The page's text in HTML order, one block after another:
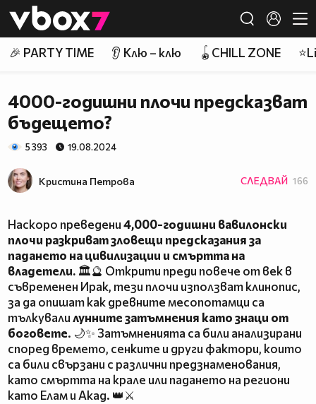
👾
🎉 PARTY TIME 👂 Клю – клю 🪀CHILL ZONE
4000-годишни плочи предсказват
бъдещето?
5 393 19.08.2024
Кристина Петрова СЛЕДВАЙ 166
Наскоро преведени4,000-годишни вавилонски
плочи разкриват зловещи предсказания за
падането на цивилизации и смъртта на
владетели. 🏛️🔮 Открити преди повече от век в
съвременен Ирак, тези плочи използват клинопис,
за да опишат как древните месопотамци са
тълкувалилунните затъмнения като знаци от
боговете. 🌙✨ Затъмненията са били анализирани
според времето, сенките и други фактори, които
са били свързани с различни предзнаменования,
като смъртта на крале или падането на региони
като Елам и Акад. 👑⚔️